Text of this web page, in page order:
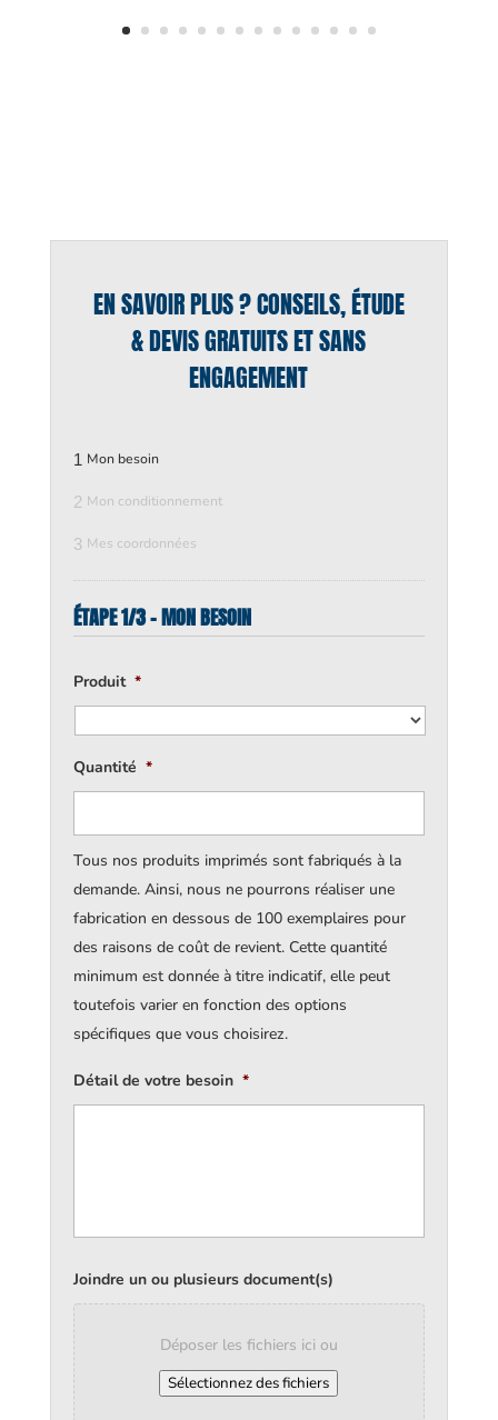
EN SAVOIR PLUS ? CONSEILS, ÉTUDE
& DEVIS GRATUITS ET SANS
ENGAGEMENT
1 Mon besoin
2 Mon conditionnement
3 Mes coordonnées
ÉTAPE 1/3 - MON BESOIN
Produit *
Quantité *
Tous nos produits imprimés sont fabriqués à la
demande. Ainsi, nous ne pourrons réaliser une
fabrication en dessous de 100 exemplaires pour
des raisons de coût de revient. Cette quantité
minimum est donnée à titre indicatif, elle peut
toutefois varier en fonction des options
spécifiques que vous choisirez.
Détail de votre besoin *
Joindre un ou plusieurs document(s)
Déposer les fichiers ici ou
Sélectionnez des fichiers